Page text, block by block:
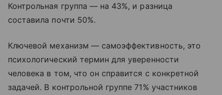
Контрольная группа — на 43%, и разница
составила почти 50%.
Ключевой механизм — самоэффективность, это
психологический термин для уверенности
человека в том, что он справится с конкретной
задачей. В контрольной группе 71% участников